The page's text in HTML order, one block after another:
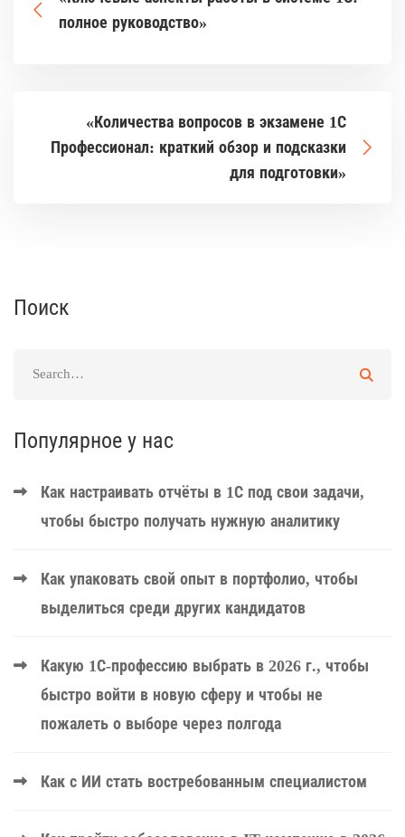
полное руководство»
«Количества вопросов в экзамене 1С
Профессионал: краткий обзор и подсказки
для подготовки»
Поиск
Популярное у нас
Как настраивать отчёты в 1С под свои задачи,
чтобы быстро получать нужную аналитику
Как упаковать свой опыт в портфолио, чтобы
выделиться среди других кандидатов
Какую 1С-профессию выбрать в 2026 г., чтобы
быстро войти в новую сферу и чтобы не
пожалеть о выборе через полгода
Как с ИИ стать востребованным специалистом